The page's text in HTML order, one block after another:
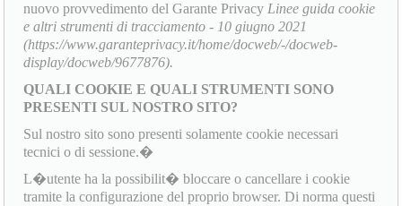
nuovo provvedimento del Garante Privacy Linee guida cookie
e altri strumenti di tracciamento - 10 giugno 2021
(https://www.garanteprivacy.it/home/docweb/-/docweb-
display/docweb/9677876).
QUALI COOKIE E QUALI STRUMENTI SONO
PRESENTI SUL NOSTRO SITO?
Sul nostro sito sono presenti solamente cookie necessari
tecnici o di sessione.�
L�utente ha la possibilit� bloccare o cancellare i cookie
tramite la configurazione del proprio browser. Di norma questi